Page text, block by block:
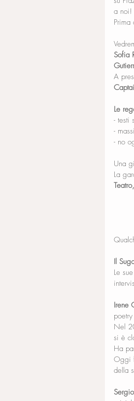
a noi!
Prima
Sofia
A
Le
- testi
-
- no
Una
La
Il
Le
Irene
Nel
si è
Ha
Oggi
della